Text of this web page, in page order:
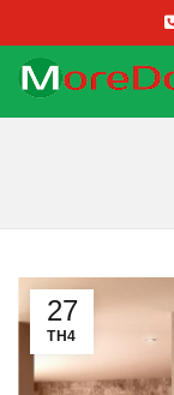
27
TH4